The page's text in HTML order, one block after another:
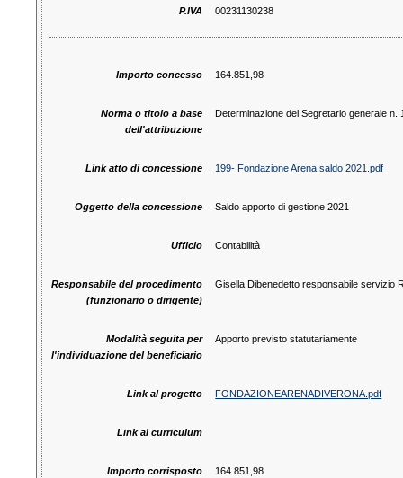
P.IVA 00231130238
Importo concesso 164.851,98
Norma o titolo a base
dell'attribuzione
Determinazione del Segretario generale n.
Link atto di concessione 199- Fondazione Arena saldo 2021.pdf
Oggetto della concessione Saldo apporto di gestione 2021
Ufficio Contabilità
Responsabile del procedimento
(funzionario o dirigente)
Gisella Dibenedetto responsabile servizio
Modalità seguita per
l'individuazione del beneficiario
Apporto previsto statutariamente
Link al progetto FONDAZIONEARENADIVERONA.pdf
Link al curriculum
Importo corrisposto 164.851,98